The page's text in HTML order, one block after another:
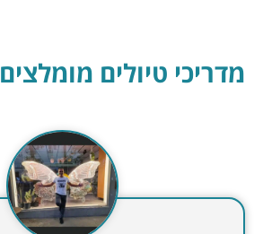
מדריכי טיולים מומלצים